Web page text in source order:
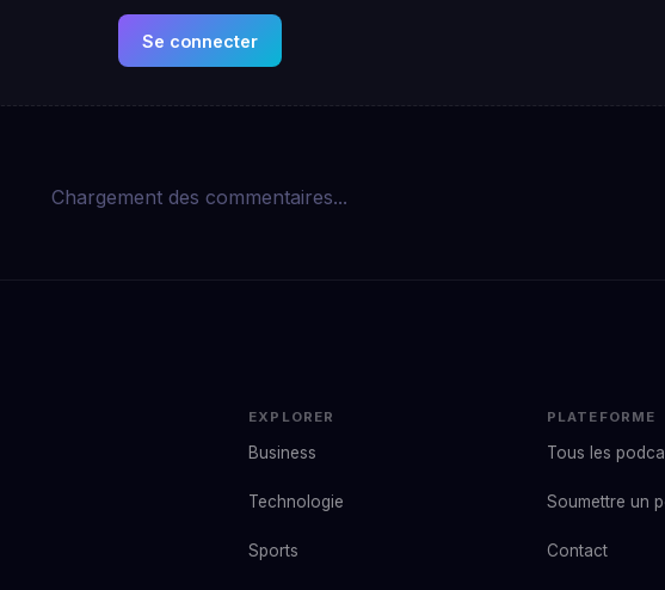
Se connecter
Chargement des commentaires...
EXPLORER
Business
Technologie
Sports
PLATEFORME
Tous les
Soumettre un
Contact